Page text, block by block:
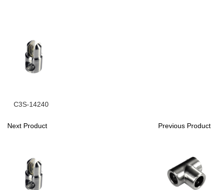
C3S-14240
Next Product Previous Product